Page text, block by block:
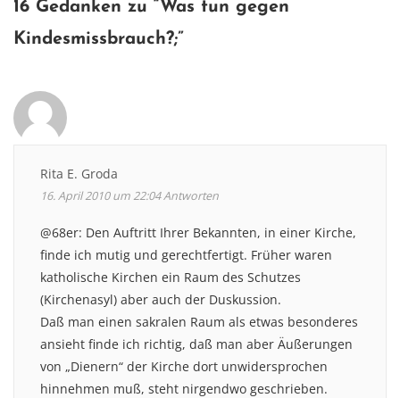
16 Gedanken zu “Was tun gegen
Kindesmissbrauch?;”
Rita E. Groda
16. April 2010 um 22:04Antworten
@68er: Den Auftritt Ihrer Bekannten, in einer Kirche,
finde ich mutig und gerechtfertigt. Früher waren
katholische Kirchen ein Raum des Schutzes
(Kirchenasyl) aber auch der Duskussion.
Daß man einen sakralen Raum als etwas besonderes
ansieht finde ich richtig, daß man aber Äußerungen
von „Dienern“ der Kirche dort unwidersprochen
hinnehmen muß, steht nirgendwo geschrieben.